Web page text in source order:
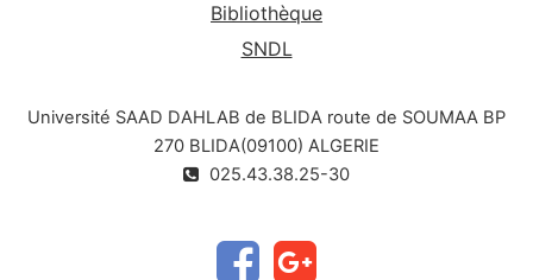
Bibliothèque
SNDL
Université SAAD DAHLAB de BLIDA route de SOUMAA BP
270 BLIDA(09100) ALGERIE
025.43.38.25-30